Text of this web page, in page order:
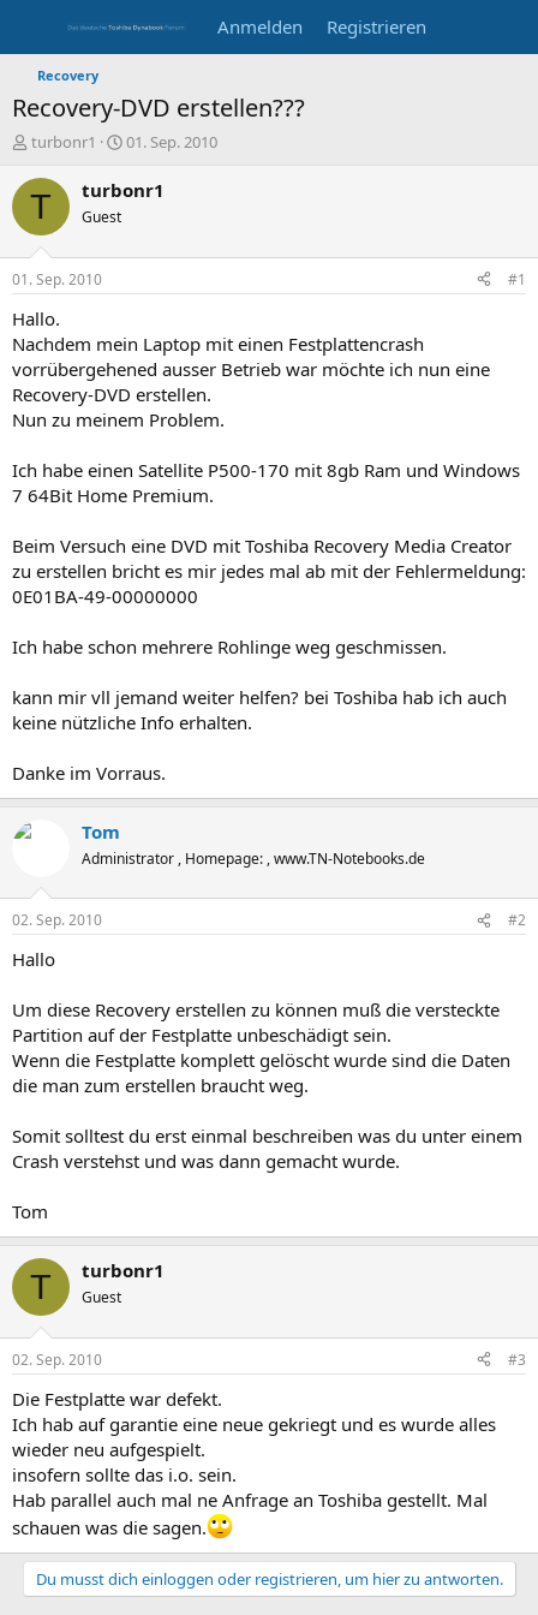
Anmelden Registrieren
Recovery
Recovery-DVD erstellen???
E
s
t
e
r
turbonr1
E
s
t
m
01. Sep. 2010
T turbonr1
Guest
01. Sep. 2010 #1
Hallo.
Nachdem mein Laptop mit einen Festplattencrash
vorrübergehened ausser Betrieb war möchte ich nun eine
Recovery-DVD erstellen.
Nun zu meinem Problem.
Ich habe einen Satellite P500-170 mit 8gb Ram und Windows
7 64Bit Home Premium.
Beim Versuch eine DVD mit Toshiba Recovery Media Creator
zu erstellen bricht es mir jedes mal ab mit der Fehlermeldung:
0E01BA-49-00000000
Ich habe schon mehrere Rohlinge weg geschmissen.
kann mir vll jemand weiter helfen? bei Toshiba hab ich auch
keine nützliche Info erhalten.
Danke im Vorraus.
Tom
Administrator , Homepage: , www.TN-Notebooks.de
02. Sep. 2010 #2
Hallo
Um diese Recovery erstellen zu können muß die versteckte
Partition auf der Festplatte unbeschädigt sein.
Wenn die Festplatte komplett gelöscht wurde sind die Daten
die man zum erstellen braucht weg.
Somit solltest du erst einmal beschreiben was du unter einem
Crash verstehst und was dann gemacht wurde.
Tom
T turbonr1
Guest
02. Sep. 2010 #3
Die Festplatte war defekt.
Ich hab auf garantie eine neue gekriegt und es wurde alles
wieder neu aufgespielt.
insofern sollte das i.o. sein.
Hab parallel auch mal ne Anfrage an Toshiba gestellt. Mal
schauen was die sagen.
Du musst dich einloggen oder registrieren, um hier zu antworten.